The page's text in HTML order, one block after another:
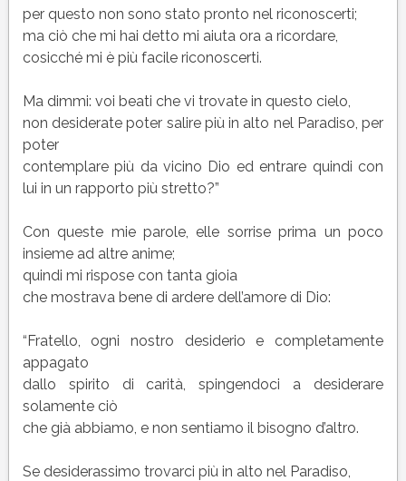
per questo non sono stato pronto nel riconoscerti;
ma ciò che mi hai detto mi aiuta ora a ricordare,
cosicché mi è più facile riconoscerti.
Ma dimmi: voi beati che vi trovate in questo cielo,
non desiderate poter salire più in alto nel Paradiso, per
poter
contemplare più da vicino Dio ed entrare quindi con
lui in un rapporto più stretto?”
Con queste mie parole, elle sorrise prima un poco
insieme ad altre anime;
quindi mi rispose con tanta gioia
che mostrava bene di ardere dell’amore di Dio:
“Fratello, ogni nostro desiderio e completamente
appagato
dallo spirito di carità, spingendoci a desiderare
solamente ciò
che già abbiamo, e non sentiamo il bisogno d’altro.
Se desiderassimo trovarci più in alto nel Paradiso,